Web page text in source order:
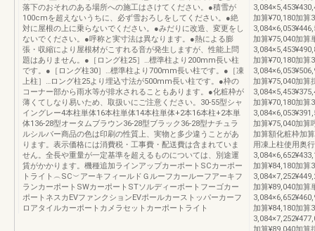
落下のおそれのある場所への施工はさけてください。●積雪が
100cmを超えないうちに、必ず雪おろしをしてください。●絶
対に屋根の上に乗らないでください。●みだりに改造、変更をし
ないでください。●呼称と実寸法は異なります。●熱による膨
張・収縮により屋根材がこすれる音が発生しますが、性能上問
題はありません。●［ロング柱25］…標準柱より200mm長い柱
です。●［ロング柱30］…標準柱より700mm長い柱です。●［凍
上柱］…ロング柱25より埋込寸法が500mm長い柱です。●枠の
コーナー部から雨水等が排水されることもあります。●化粧枠が
薄くてしなり易いため、取扱いにご注意ください。30-55型シャ
イングレー4本柱単体16本柱単体14本柱単体+2本16本柱+2本単
体136-28型オータムブラウン36-28型ブラック36-28型ナチュラ
ルシルバー商品の色は印刷の性質上、実物と多少違うことがあ
ります。表示価格には消費税・工事費・配送費は含まれていま
せん。全長や重量が一定基準を超えるものについては、別途運
賃がかかります。機種追加ラインアップカーポートSCカーポー
トライト︵SC︶アーキフィールドＧルーフカールーフアーキフ
ランカーポートSWカーポートSTソルディーポートフーゴカー
ポートネスカEVファンクションEVポールカーストッパーカーフ
ロアタイルカーポートカメラセットカーポートライト
加算¥70,180加算
加算¥75,040加算
加算¥70,180加算
加算¥75,040加算
加算¥70,180加算
加算¥75,040加算
加算額化粧枠加
用凍上柱使用奥
加算¥84,180加算
加算¥89,040加算
加算¥84,180加算
加算¥89,040加算